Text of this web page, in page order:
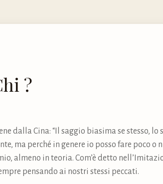
?
dalla Cina: “Il saggio biasima se stesso,
ma perché in genere io posso fare poco
almeno in teoria. Com’è detto
pensando ai nostri stessi peccati.